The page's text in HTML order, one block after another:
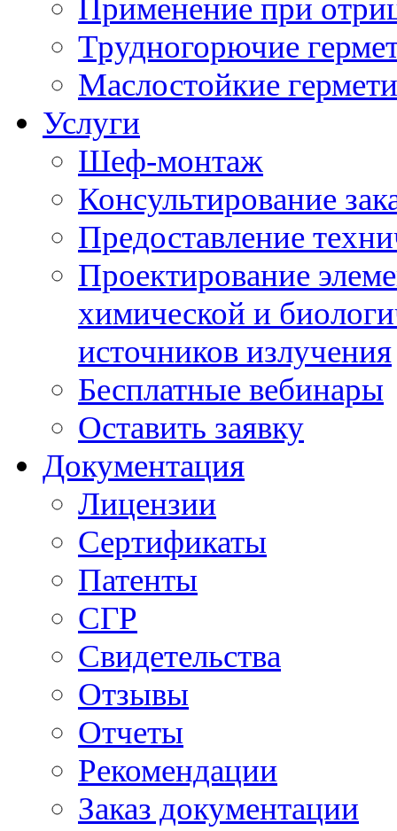
Применение при
Трудногорючие
Маслостойкие
Услуги
Шеф-монтаж
Консультирование
Предоставление
Проектирование
химической и
источников излучения
Бесплатные вебинары
Оставить заявку
Документация
Лицензии
Сертификаты
Патенты
СГР
Свидетельства
Отзывы
Отчеты
Рекомендации
Заказ документации